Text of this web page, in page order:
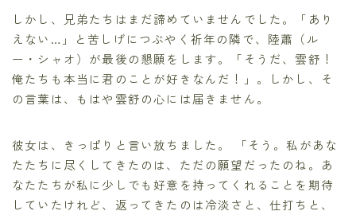
しかし、兄弟たちはまだ諦めていませんでした。「あり
えない…」と苦しげにつぶやく祈年の隣で、陸蕭（ル
ー・シャオ）が最後の懇願をします。「そうだ、雲舒！
俺たちも本当に君のことが好きなんだ！」。しかし、そ
の言葉は、もはや雲舒の心には届きません。
彼女は、きっぱりと言い放ちました。 「そう。私があな
たたちに尽くしてきたのは、ただの願望だったのね。あ
なたたちが私に少しでも好意を持ってくれることを期待
していたけれど、返ってきたのは冷淡さと、仕打ちと、